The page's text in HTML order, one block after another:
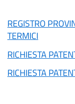
REGISTRO
TERMICI
RICHIESTA
RICHIESTA